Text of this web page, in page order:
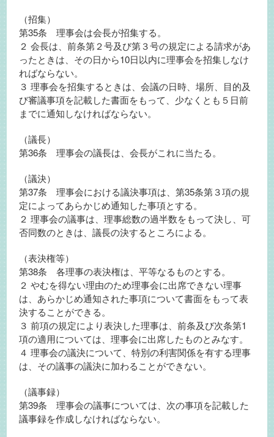
（招集）
第35条 理事会は会長が招集する。
２ 会長は、前条第２号及び第３号の規定による請求があ
ったときは、その日から10日以内に理事会を招集しなけ
ればならない。
３ 理事会を招集するときは、会議の日時、場所、目的及
び審議事項を記載した書面をもって、少なくとも５日前
までに通知しなければならない。
（議長）
第36条 理事会の議長は、会長がこれに当たる。
（議決）
第37条 理事会における議決事項は、第35条第３項の規
定によってあらかじめ通知した事項とする。
２ 理事会の議事は、理事総数の過半数をもって決し、可
否同数のときは、議長の決するところによる。
（表決権等）
第38条 各理事の表決権は、平等なるものとする。
２ やむを得ない理由のため理事会に出席できない理事
は、あらかじめ通知された事項について書面をもって表
決することができる。
３ 前項の規定により表決した理事は、前条及び次条第1
項の適用については、理事会に出席したものとみなす。
４ 理事会の議決について、特別の利害関係を有する理事
は、その議事の議決に加わることができない。
（議事録）
第39条 理事会の議事については、次の事項を記載した
議事録を作成しなければならない。